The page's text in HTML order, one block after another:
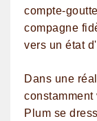
compte-
compagne
vers un état
Dans une
Plum se